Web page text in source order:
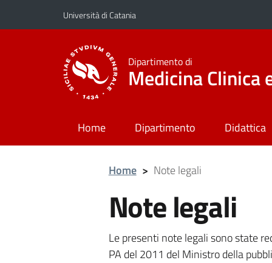
Vai al contenuto principale
Vai al menu di navigazione
Università di Catania
Dipartimento di
Medicina Clinica
Home Dipartimento Didattica
Home > Note legali
Note legali
Le presenti note legali sono state
PA del 2011 del Ministro della